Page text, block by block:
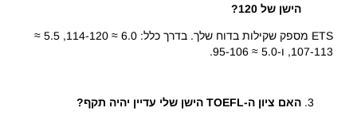
הישן של 120?
ETS מספק שקילות בדוח שלך. בדרך כלל: 6.0 ≈ 114-120, 5.5 ≈
107-113, ו-5.0 ≈ 95-106.
האם ציון ה-TOEFL הישן שלי עדיין יהיה תקף?